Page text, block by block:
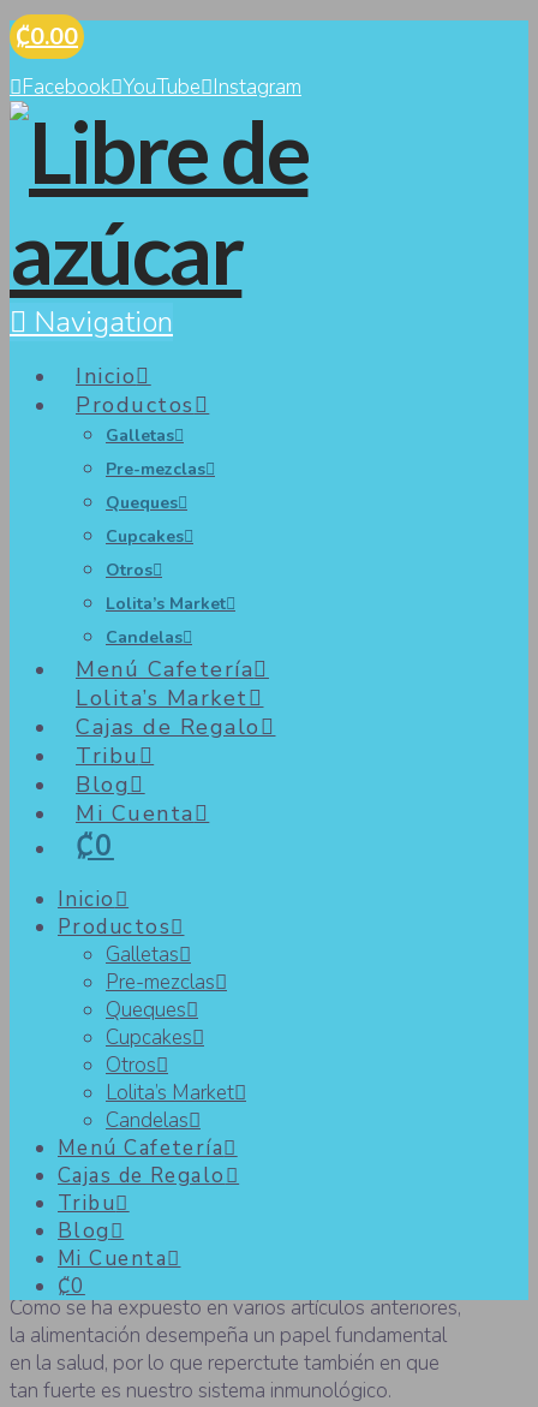
₡0.00
Facebook YouTube Instagram
Navigation
Inicio
Productos
Galletas
Pre-mezclas
Queques
Cupcakes
Otros
Lolita’s Market
Candelas
Menú Cafetería
Lolita’s Market
Cajas de Regalo
Tribu
Blog
Mi Cuenta
₡0
Inicio
Productos
Galletas
Pre-mezclas
Queques
Cupcakes
Otros
Lolita’s Market
Candelas
Menú Cafetería
Cajas de Regalo
Tribu
Blog
Mi Cuenta
₡0
Alimentación saludable para
mejorar el sistema inmunológico
Como se ha expuesto en varios artículos anteriores,
la alimentación desempeña un papel fundamental
en la salud, por lo que reperctute también en que
tan fuerte es nuestro sistema inmunológico.